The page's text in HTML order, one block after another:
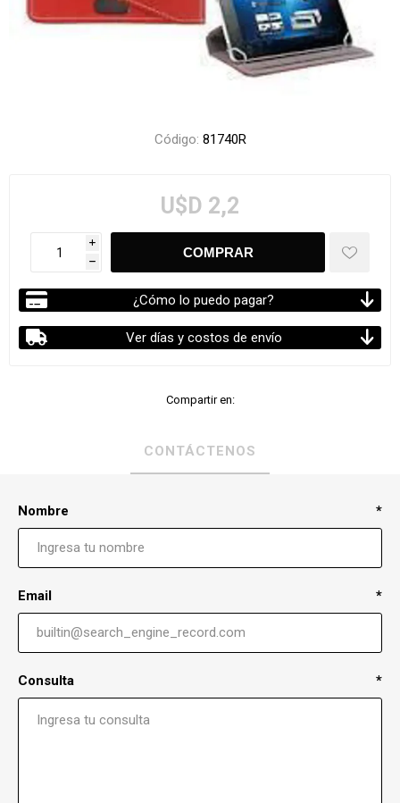
Código: 81740R
U$D 2,2
i
h
¿Cómo lo puedo pagar?
Ver días y costos de envío
Compartir en:
CONTÁCTENOS
Nombre *
Email *
Consulta *